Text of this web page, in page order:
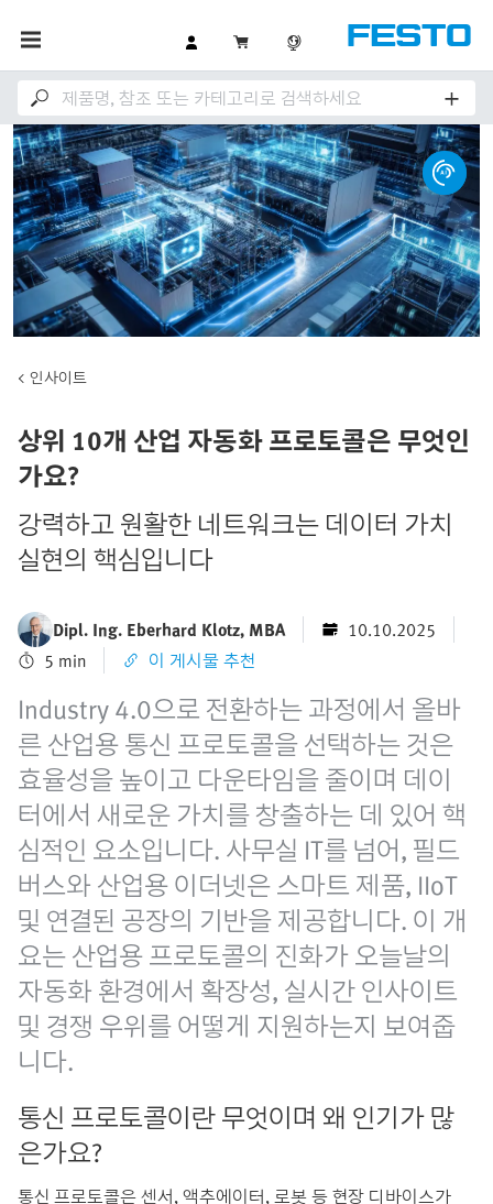
인사이트
상위 10개 산업 자동화 프로토콜은 무엇인
가요?
강력하고 원활한 네트워크는 데이터 가치
실현의 핵심입니다
Dipl. Ing. Eberhard Klotz, MBA
10.10.2025
5 min
이 게시물 추천
Industry 4.0으로 전환하는 과정에서 올바
른 산업용 통신 프로토콜을 선택하는 것은
효율성을 높이고 다운타임을 줄이며 데이
터에서 새로운 가치를 창출하는 데 있어 핵
심적인 요소입니다. 사무실 IT를 넘어, 필드
버스와 산업용 이더넷은 스마트 제품, IIoT
및 연결된 공장의 기반을 제공합니다. 이 개
요는 산업용 프로토콜의 진화가 오늘날의
자동화 환경에서 확장성, 실시간 인사이트
및 경쟁 우위를 어떻게 지원하는지 보여줍
니다.
통신 프로토콜이란 무엇이며 왜 인기가 많
은가요?
통신 프로토콜은 센서, 액추에이터, 로봇 등 현장 디바이스가